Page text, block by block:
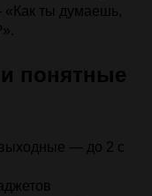
ты думаешь,
и понятные
— до 2 с